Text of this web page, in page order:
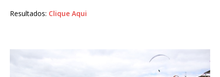
Resultados: Clique Aqui